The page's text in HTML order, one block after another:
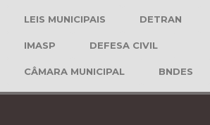
LEIS MUNICIPAIS DETRAN
IMASP DEFESA CIVIL
CÂMARA MUNICIPAL BNDES